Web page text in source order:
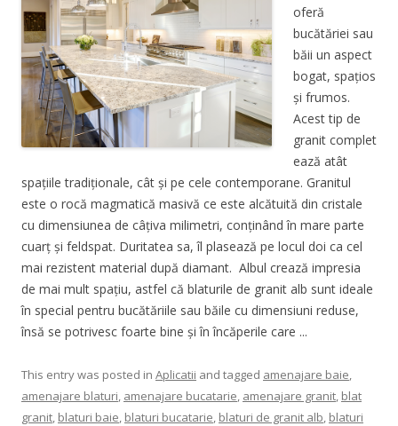
oferă
bucătăriei sau
băii un aspect
bogat, spațios
și frumos.
Acest tip de
granit complet
ează atât
spațiile tradiționale, cât și pe cele contemporane. Granitul
este o rocă magmatică masivă ce este alcătuită din cristale
cu dimensiunea de câțiva milimetri, conținând în mare parte
cuarț și feldspat. Duritatea sa, îl plasează pe locul doi ca cel
mai rezistent material după diamant. Albul crează impresia
de mai mult spațiu, astfel că blaturile de granit alb sunt ideale
în special pentru bucătăriile sau băile cu dimensiuni reduse,
însă se potrivesc foarte bine și în încăperile care ...
This entry was posted in Aplicatii and tagged amenajare baie,
amenajare blaturi, amenajare bucatarie, amenajare granit, blat
granit, blaturi baie, blaturi bucatarie, blaturi de granit alb, blaturi